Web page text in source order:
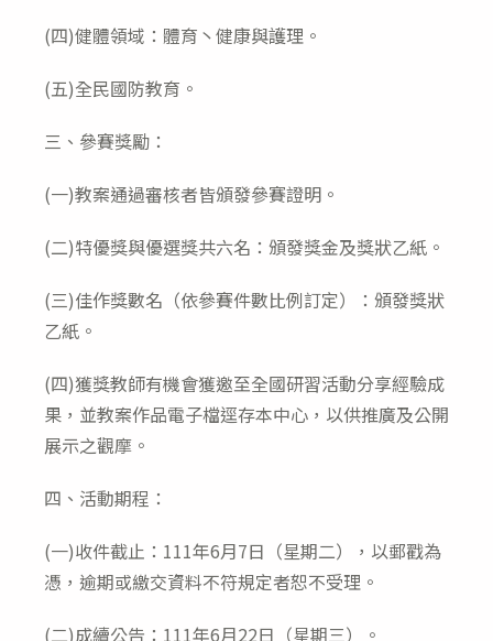
(四)健體領域：體育丶健康與護理。
(五)全民國防教育。
三、參賽獎勵：
(一)教案通過審核者皆頒發參賽證明。
(二)特優獎與優選獎共六名：頒發獎金及獎狀乙紙。
(三)佳作獎數名（依參賽件數比例訂定）：頒發獎狀
乙紙。
(四)獲獎教師有機會獲邀至全國研習活動分享經驗成
果，並教案作品電子檔逕存本中心，以供推廣及公開
展示之觀摩。
四、活動期程：
(一)收件截止：111年6月7日（星期二），以郵戳為
憑，逾期或繳交資料不符規定者恕不受理。
(二)成續公告：111年6月22日（星期三）。